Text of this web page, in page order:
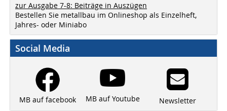
zur Ausgabe 7-8: Beiträge in Auszügen
Bestellen Sie metallbau im Onlineshop als Einzelheft,
Jahres- oder Miniabo
Social Media
MB auf facebook MB auf Youtube Newsletter